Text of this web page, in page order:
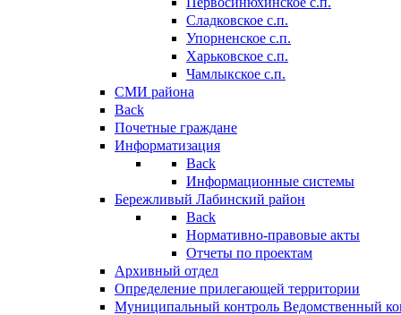
Сладковское с.п.
Упорненское с.п.
Харьковское с.п.
Чамлыкское с.п.
СМИ района
Back
Почетные граждане
Информатизация
Back
Информационные системы
Бережливый Лабинский район
Back
Нормативно-правовые акты
Отчеты по проектам
Архивный отдел
Определение прилегающей территории
Муниципальный контроль Ведомственный